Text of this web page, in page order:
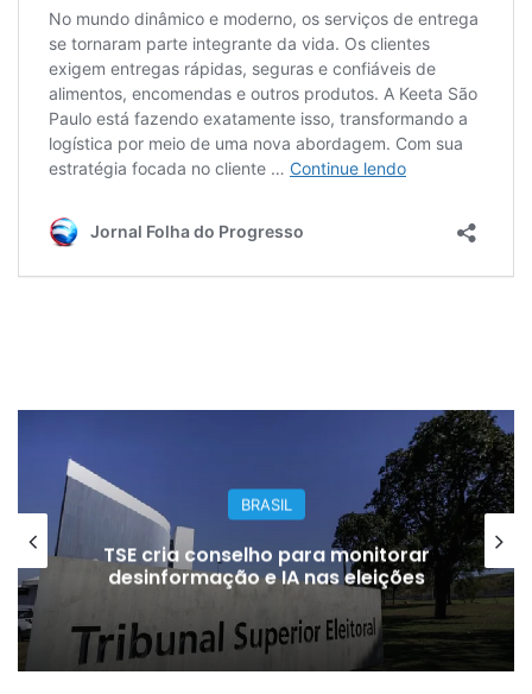
BRASIL
TSE cria conselho para monitorar
desinformação e IA nas eleições